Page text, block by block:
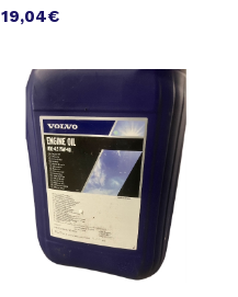
19,04€